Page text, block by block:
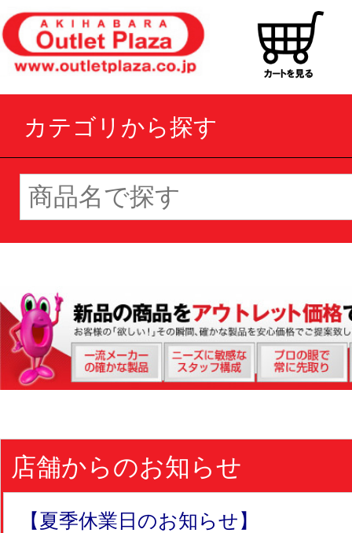
カテゴリから探す
店舗からのお知らせ
【夏季休業日のお知らせ】